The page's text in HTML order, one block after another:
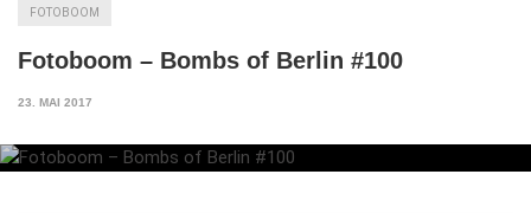
FOTOBOOM
Fotoboom – Bombs of Berlin #100
23. MAI 2017